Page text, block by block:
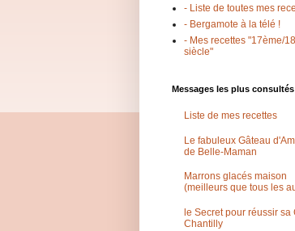
- Liste de toutes mes
- Bergamote à la télé !
- Mes recettes "17ème/
siècle"
Messages les plus
Liste de mes recettes
Le fabuleux Gâteau
de Belle-Maman
Marrons glacés maison
(meilleurs que tous les
le Secret pour réussir sa
Chantilly